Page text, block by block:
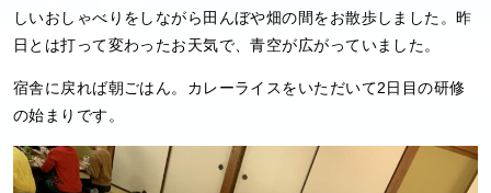
しいおしゃべりをしながら田んぼや畑の間をお散歩しました。昨
日とは打って変わったお天気で、青空が広がっていました。
宿舎に戻れば朝ごはん。カレーライスをいただいて2日目の研修
の始まりです。